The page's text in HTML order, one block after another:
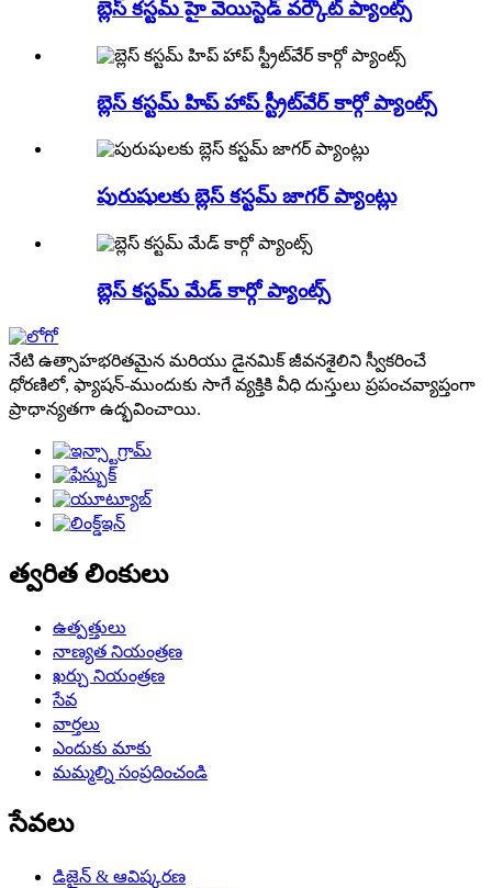
బ్లెస్ కస్టమ్ హై వెయిస్టెడ్ వర్కౌట్ ప్యాంట్స్
బ్లెస్ కస్టమ్ హిప్ హాప్ స్ట్రీట్‌వేర్ కార్గో ప్యాంట్స్
పురుషులకు బ్లెస్ కస్టమ్ జాగర్ ప్యాంట్లు
బ్లెస్ కస్టమ్ మేడ్ కార్గో ప్యాంట్స్
నేటి ఉత్సాహభరితమైన మరియు డైనమిక్ జీవనశైలిని స్వీకరించే
ధోరణిలో, ఫ్యాషన్-ముందుకు సాగే వ్యక్తికి వీధి దుస్తులు ప్రపంచవ్యాప్తంగా
ప్రాధాన్యతగా ఉద్భవించాయి.
త్వరిత లింకులు
ఉత్పత్తులు
నాణ్యత నియంత్రణ
ఖర్చు నియంత్రణ
సేవ
వార్తలు
ఎందుకు మాకు
మమ్మల్ని సంప్రదించండి
సేవలు
డిజైన్ & ఆవిష్కరణ